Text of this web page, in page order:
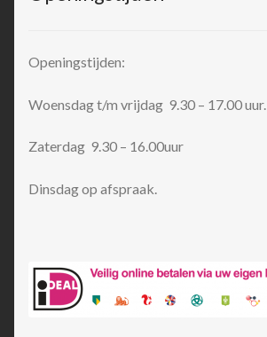
Openingstijden:
Woensdag t/m vrijdag 9.30 – 17.00 uur.
Zaterdag 9.30 – 16.00uur
Dinsdag op afspraak.